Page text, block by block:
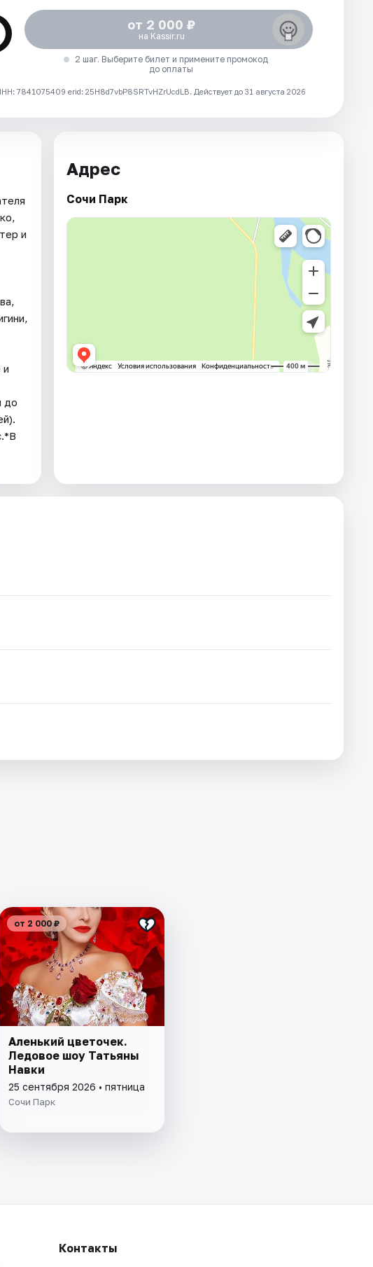
от 2 000 ₽
на Kassir.ru
2 шаг. Выберите билет и примените промокод
до оплаты
erid: 25H8d7vbP8SRTvHZrUcdLB. Действует до 31 августа 2026
и
и
до
Адрес
Сочи Парк
от 2 000 ₽
Аленький цветочек.
Ледовое шоу Татьяны
Навки
25 сентября 2026 • пятница
Сочи Парк
Контакты